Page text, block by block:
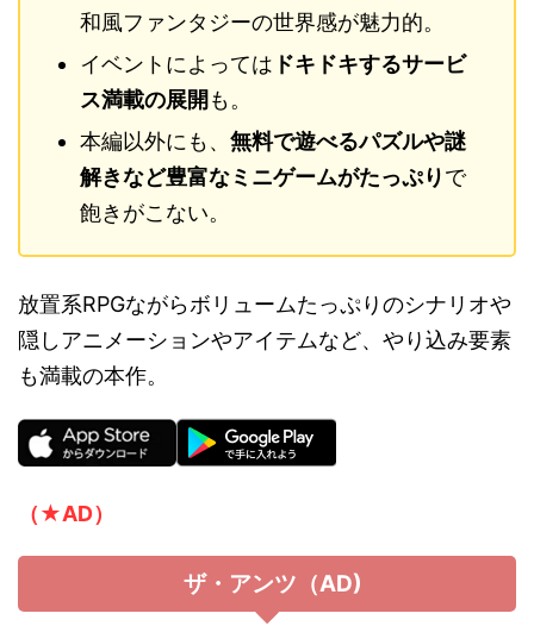
和風ファンタジーの世界感が魅力的。
イベントによっては ドキドキするサービ
ス満載の展開も。
本編以外にも、 無料で遊べるパズルや謎
解きなど豊富なミニゲームがたっぷりで
飽きがこない。
放置系RPGながらボリュームたっぷりのシナリオや
隠しアニメーションやアイテムなど、やり込み要素
も満載の本作。
（★AD）
ザ・アンツ（AD)